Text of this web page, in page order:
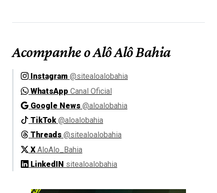
Acompanhe o Alô Alô Bahia
Instagram @sitealoalobahia
WhatsApp Canal Oficial
Google News @aloalobahia
TikTok @aloalobahia
Threads @sitealoalobahia
X AloAlo_Bahia
LinkedIN sitealoalobahia